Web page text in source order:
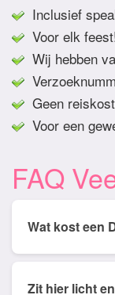
Inclusief
Voor elk
Wij hebben
Geen
Voor een
FAQ
gemiddeld
Zit hier licht